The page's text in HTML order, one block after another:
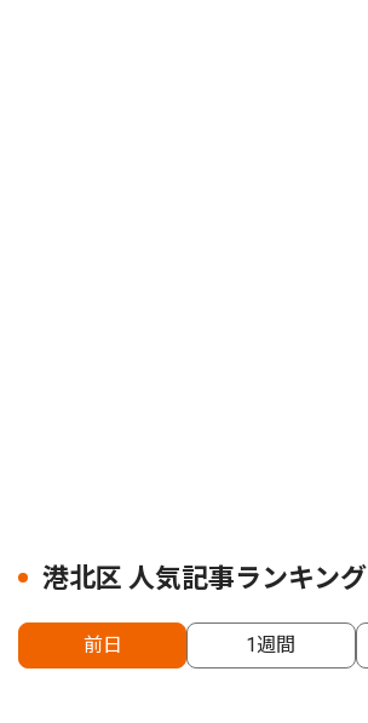
港北区 人気記事ランキング
前日 1週間